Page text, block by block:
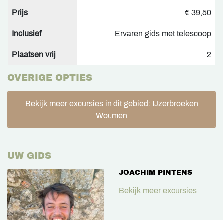
Prijs € 39,50
Inclusief Ervaren gids met telescoop
Plaatsen vrij 2
OVERIGE OPTIES
Bekijk meer excursies in dit gebied: IJzerbroeken
Woumen
UW GIDS
JOACHIM PINTENS
Bekijk meer excursies